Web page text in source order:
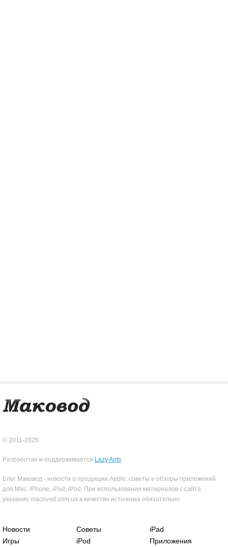
© 2011-2026
Разработан и поддерживается Lazy Ants
Блог Маковод - новости о продукции Apple, советы и обзоры приложений
для Mac, iPhone, iPad, iPod. При использовании материалов с сайта
указание macovod.com.ua в качестве источника обязательно.
Новости Советы
iPad
Игры
iPod Приложения